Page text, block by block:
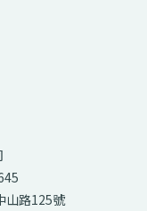
山路125號